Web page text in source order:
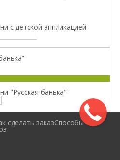
с детской аппликацией
"Русская банька"
сделать заказСпособы